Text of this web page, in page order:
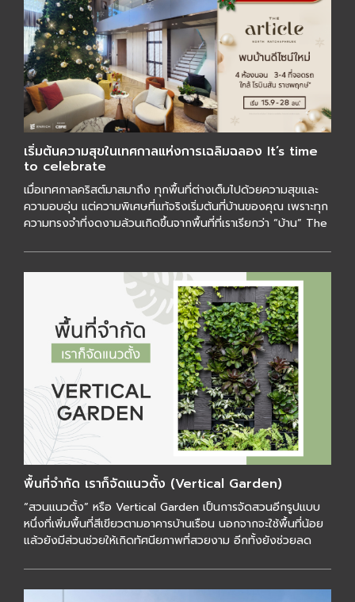
เริ่มต้นความสุขในเทศกาลแห่งการเฉลิมฉลอง It’s time
to celebrate
เมื่อเทศกาลคริสต์มาสมาถึง ทุกพื้นที่ต่างเต็มไปด้วยความสุขและ
ความอบอุ่น แต่ความพิเศษที่แท้จริงเริ่มต้นที่บ้านของคุณ เพราะทุก
ความทรงจำที่งดงามล้วนเกิดขึ้นจากพื้นที่ที่เราเรียกว่า “บ้าน” The
พื้นที่จำกัด เราก็จัดแนวตั้ง (Vertical Garden)
“สวนแนวตั้ง” หรือ Vertical Garden เป็นการจัดสวนอีกรูปแบบ
หนึ่งที่เพิ่มพื้นที่สีเขียวตามอาคารบ้านเรือน นอกจากจะใช้พื้นที่น้อย
แล้วยังมีส่วนช่วยให้เกิดทัศนียภาพที่สวยงาม อีกทั้งยังช่วยลด